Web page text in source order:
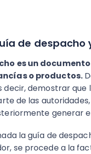
de despacho
es un
o productos.
decir, demostrar
de las
generar
la guía de
se procede a la